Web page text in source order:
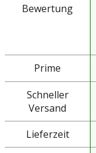
Bewertung
Prime
Schneller
Versand
Lieferzeit